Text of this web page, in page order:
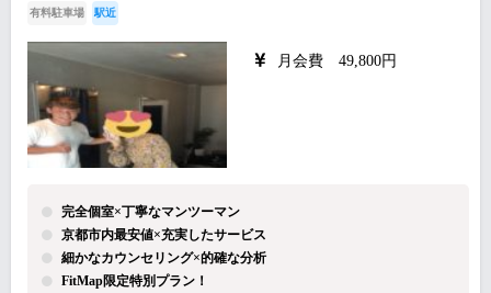
有料駐車場 駅近
月会費 49,800円
完全個室×丁寧なマンツーマン
京都市内最安値×充実したサービス
細かなカウンセリング×的確な分析
FitMap限定特別プラン！